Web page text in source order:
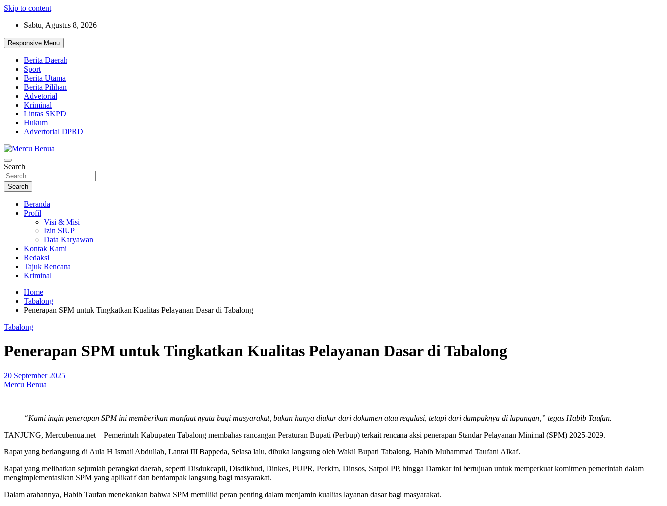
Skip to content
Sabtu, Agustus 8, 2026
Responsive Menu
Berita Daerah
Sport
Berita Utama
Berita Pilihan
Advetorial
Kriminal
Lintas SKPD
Hukum
Advertorial DPRD
Mercu Benua
Suara Masyarakat Bawah
Search
Search
Beranda
Profil
Visi & Misi
Izin SIUP
Data Karyawan
Kontak Kami
Redaksi
Tajuk Rencana
Kriminal
Home
Tabalong
Penerapan SPM untuk Tingkatkan Kualitas Pelayanan Dasar di Tabalong
Tabalong
Penerapan SPM untuk Tingkatkan Kualitas Pelayanan Dasar di Tabalong
20 September 2025
Mercu Benua
“Kami ingin penerapan SPM ini memberikan manfaat nyata bagi masyarakat, bukan hanya diukur dari dokumen atau regulasi, tetapi dari dampaknya di lapangan,” tegas Habib Taufan.
TANJUNG, Mercubenua.net – Pemerintah Kabupaten Tabalong membahas rancangan Peraturan Bupati (Perbup) terkait rencana aksi penerapan Standar Pelayanan Minimal (SPM) 2025-2029.
Rapat yang berlangsung di Aula H Ismail Abdullah, Lantai III Bappeda, Selasa lalu, dibuka langsung oleh Wakil Bupati Tabalong, Habib Muhammad Taufani Alkaf.
Rapat yang melibatkan sejumlah perangkat daerah, seperti Disdukcapil, Disdikbud, Dinkes, PUPR, Perkim, Dinsos, Satpol PP, hingga Damkar ini bertujuan untuk memperkuat komitmen pemerintah dalam
mengimplementasikan SPM yang aplikatif dan berdampak langsung bagi masyarakat.
Dalam arahannya, Habib Taufan menekankan bahwa SPM memiliki peran penting dalam menjamin kualitas layanan dasar bagi masyarakat.